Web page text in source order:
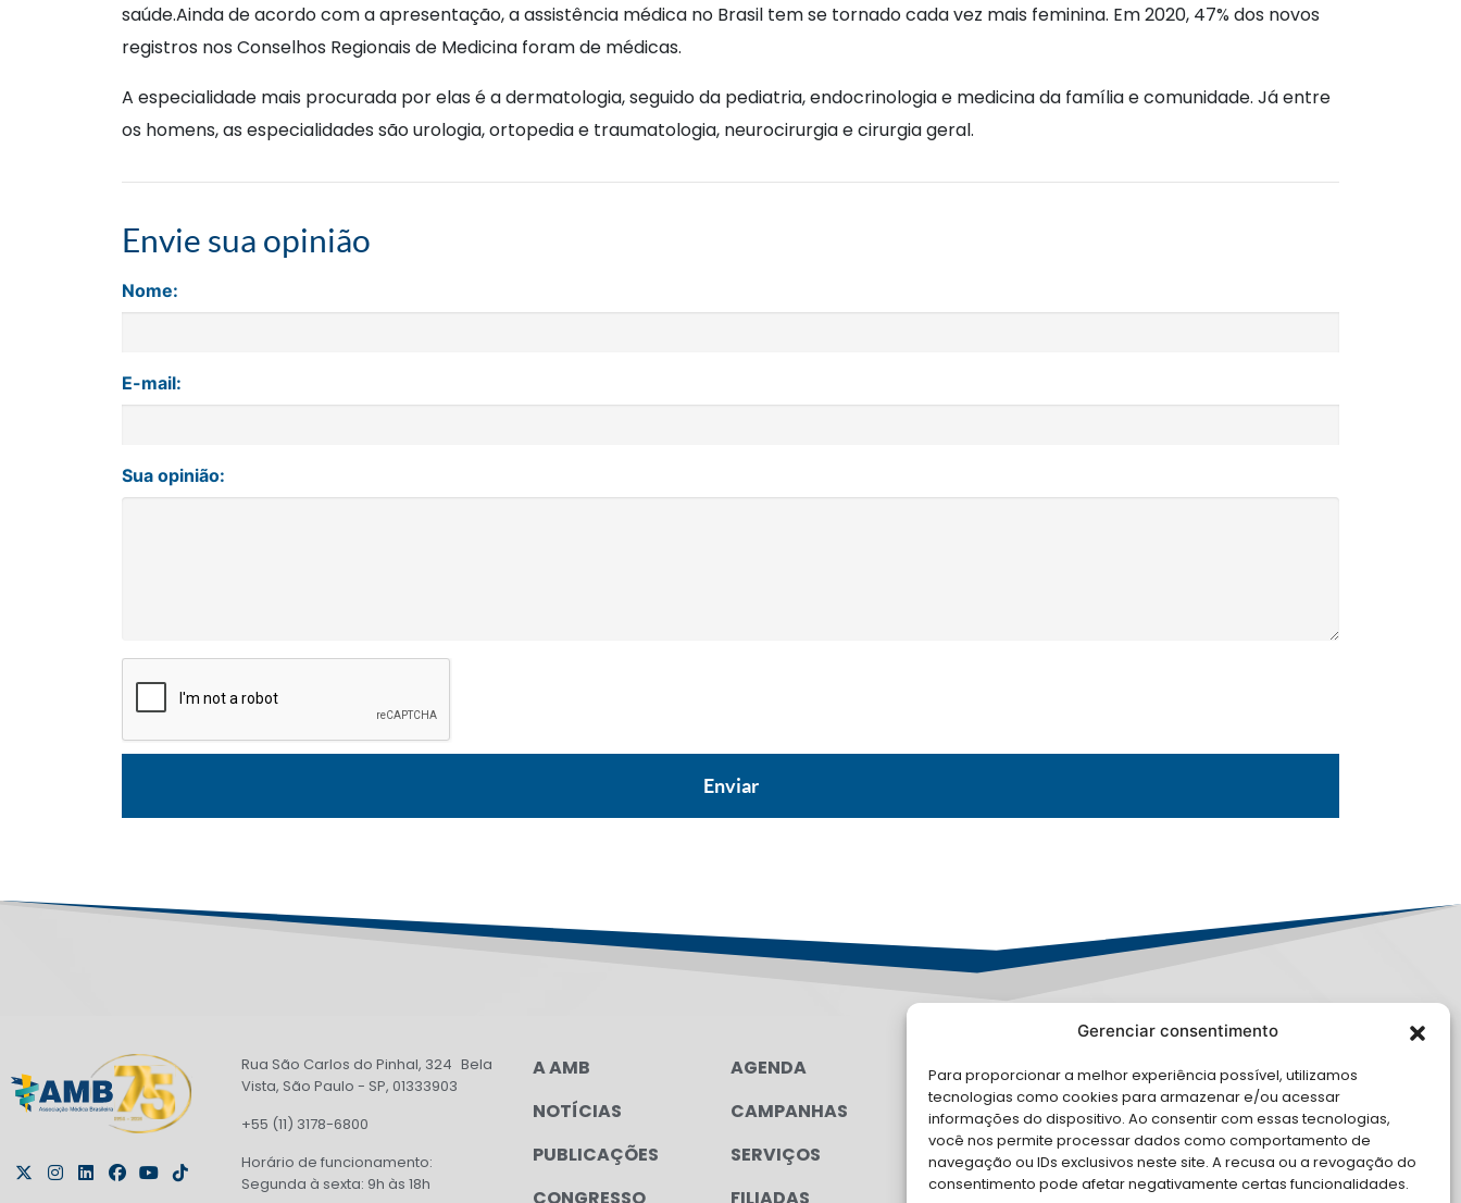
Gerenciar consentimento
Para proporcionar a melhor experiência possível, utilizamos
tecnologias como cookies para armazenar e/ou acessar
informações do dispositivo. Ao consentir com essas tecnologias,
você nos permite processar dados como comportamento de
navegação ou IDs exclusivos neste site. A recusa ou a revogação do
consentimento pode afetar negativamente certas funcionalidades.
saúde.Ainda de acordo com a apresentação, a assistência médica no Brasil tem se tornado cada vez mais feminina. Em 2020, 47% dos novos
registros nos Conselhos Regionais de Medicina foram de médicas.
A especialidade mais procurada por elas é a dermatologia, seguido da pediatria, endocrinologia e medicina da família e comunidade. Já entre
os homens, as especialidades são urologia, ortopedia e traumatologia, neurocirurgia e cirurgia geral.
Envie sua opinião
Nome:
E-mail:
Sua opinião:
Rua São Carlos do Pinhal, 324 Bela
Vista, São Paulo - SP, 01333903
+55 (11) 3178-6800
Horário de funcionamento:
Segunda à sexta: 9h às 18h
A AMB
NOTÍCIAS
PUBLICAÇÕES
CONGRESSO
AGENDA
CAMPANHAS
SERVIÇOS
FILIADAS
FALE CONOSCO
Solicite Apoio Institucional da AMB
para o seu evento